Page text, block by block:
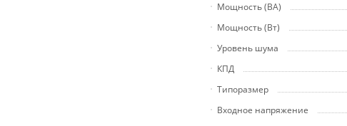
Мощность (ВА)
Мощность (Вт)
Уровень шума
КПД
Типоразмер
Входное напряжение